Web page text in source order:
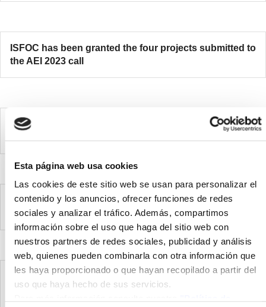
Esta página web usa cookies
Las cookies de este sitio web se usan para personalizar el
contenido y los anuncios, ofrecer funciones de redes
sociales y analizar el tráfico. Además, compartimos
información sobre el uso que haga del sitio web con
nuestros partners de redes sociales, publicidad y análisis
web, quienes pueden combinarla con otra información que
les haya proporcionado o que hayan recopilado a partir del
uso que haya hecho de sus servicios.
ISFOC has been granted the four projects submitted to
the AEI 2023 call
ISFOC participa en la consecución de los objetivos del
ISFOC participates in achieving the objectives of the
H2ORA project
Success of the NoDustPV Project: Development of
self-cleaning glass for applications in photovoltaic